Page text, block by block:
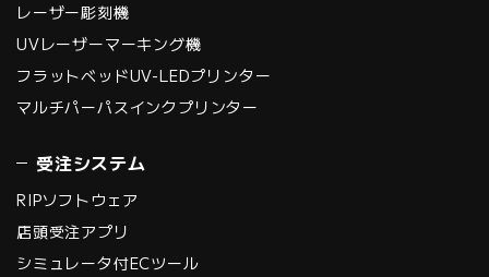
レーザー彫刻機
UVレーザーマーキング機
フラットベッドUV-LEDプリンター
マルチパーパスインクプリンター
受注システム
RIPソフトウェア
店頭受注アプリ
シミュレータ付ECツール